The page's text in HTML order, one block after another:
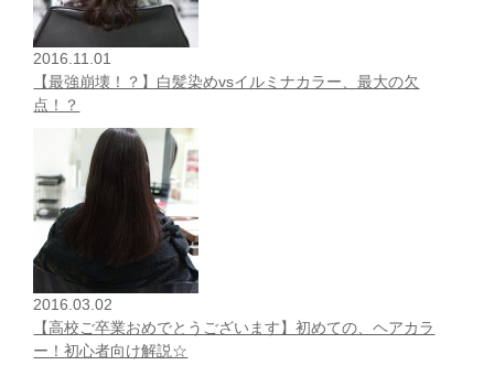
2016.11.01
【最強崩壊！？】白髪染めvsイルミナカラー、最大の欠
点！？
2016.03.02
【高校ご卒業おめでとうございます】初めての、ヘアカラ
ー！初心者向け解説☆